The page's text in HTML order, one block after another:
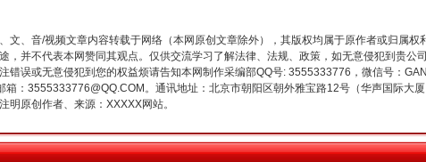
、文、音/视频文章内容转载于网络（本网原创文章除外），其版权均属于原作者或归属
，并不代表本网赞同其观点。仅供交流学习了解法律、法规、政策，如无意侵犯到贵公
错误或无意侵犯到您的权益烦请告知本网制作采编部QQ号: 3555333776，微信号：
箱：3555333776@QQ.COM。通讯地址：北京市朝阳区朝外雅宝路12号（华声国际大
明原创作者、来源：XXXXX网站。
中谋全局
今年投资意愿榜揭晓